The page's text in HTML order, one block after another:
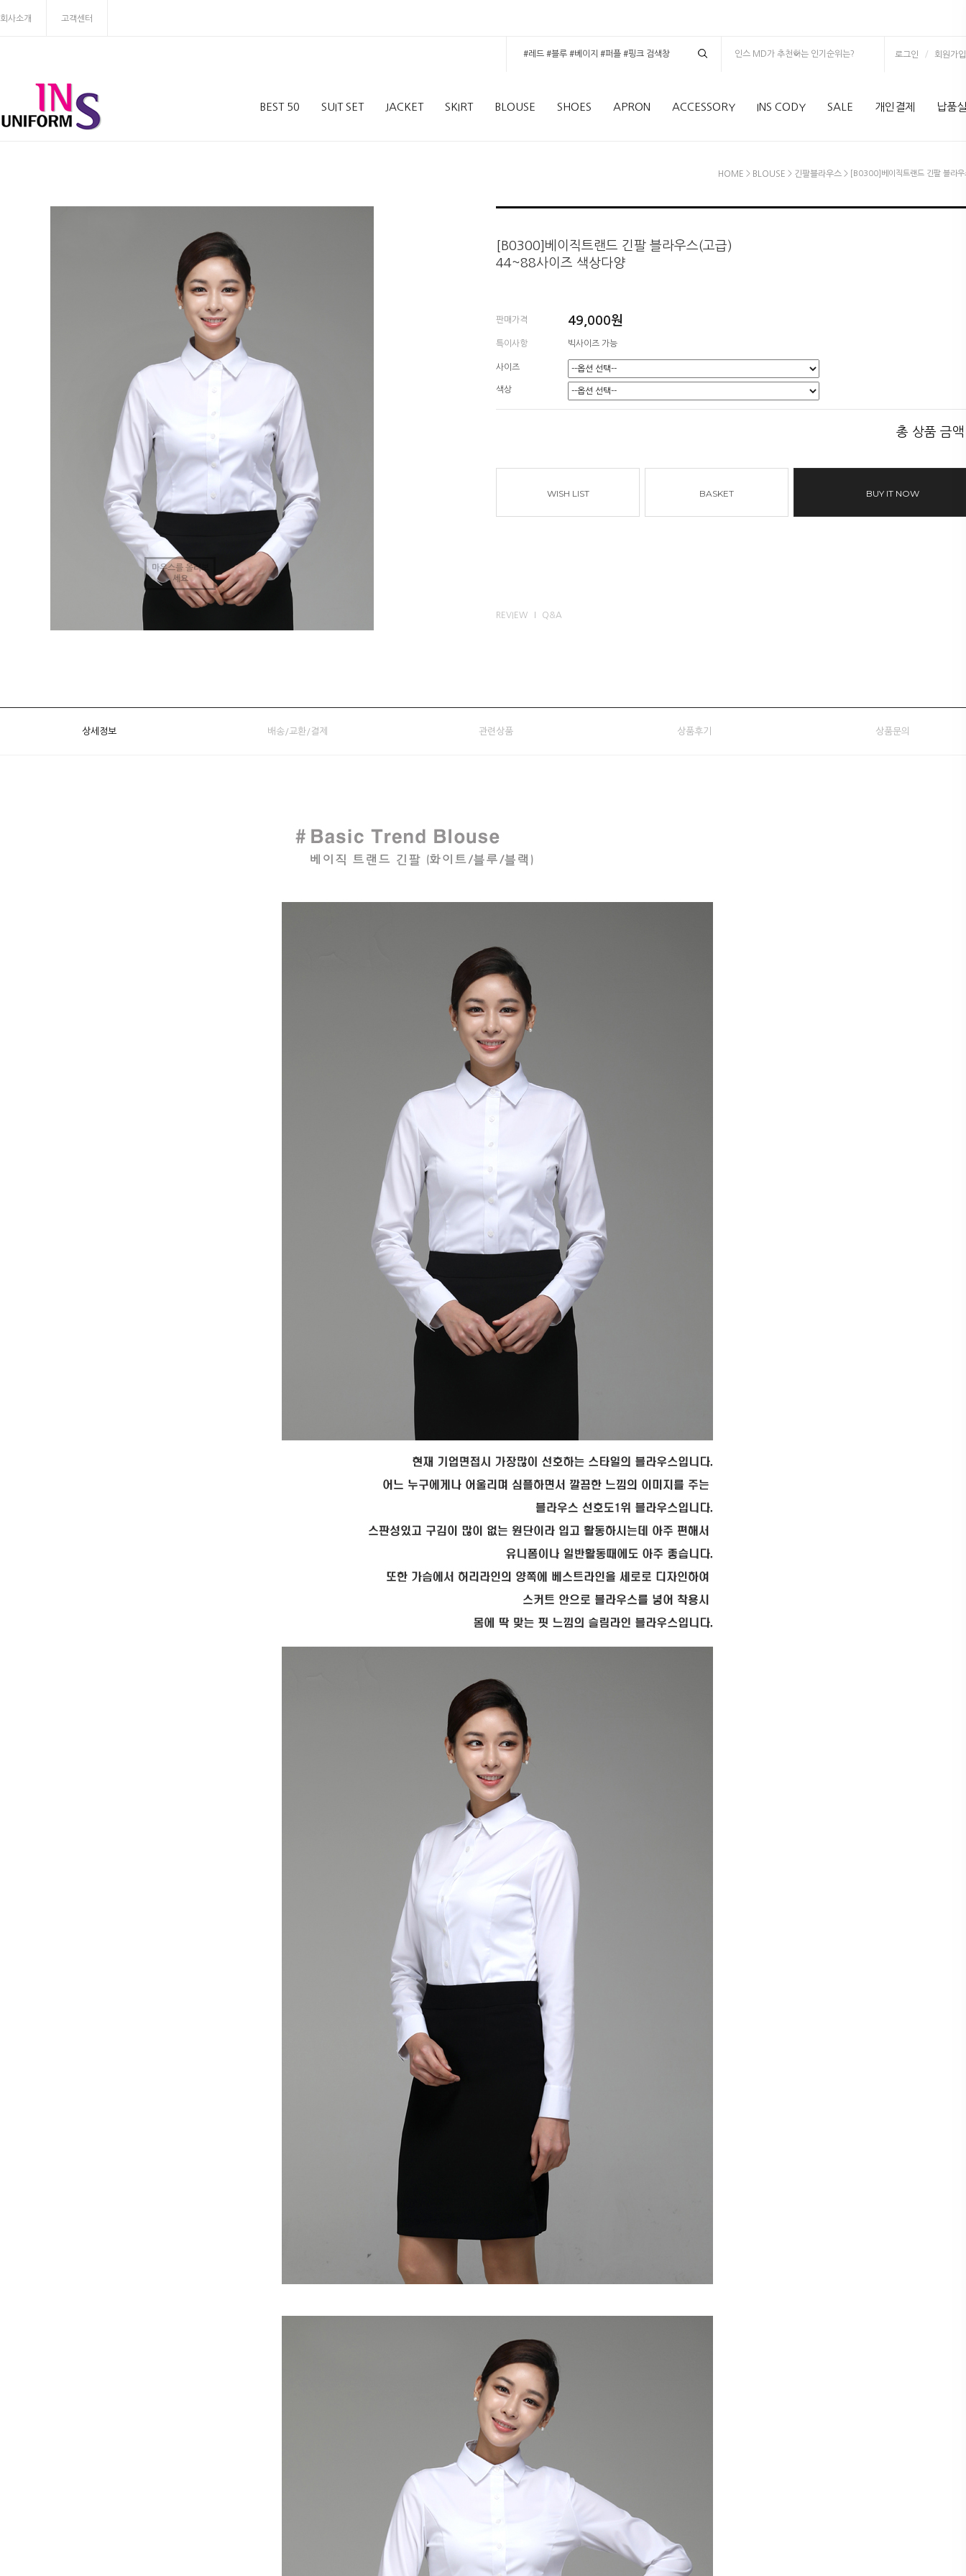
회사소개 고객센터
인스 MD가 추천하는 인기순위는? 로그인 / 회원가입
BEST 50 SUIT SET JACKET SKIRT BLOUSE SHOES APRON ACCESSORY INS CODY SALE 개인결제 납품
HOME > BLOUSE > 긴팔블라우스 > [B0300]베이직트랜드 긴팔 블라우
마우스를 올려보
세요
[B0300]베이직트랜드 긴팔 블라우스(고급)
44~88사이즈 색상다양
판매가격 49,000원
특이사항 빅사이즈 가능
사이즈
색상
총 상품 금액
WISH LIST BASKET BUY IT NOW
REVIEW Q&A
상세정보 배송/교환/결제 관련상품 상품후기 상품문의